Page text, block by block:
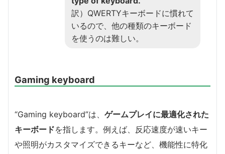
訳）QWERTYキーボードに慣れて
いるので、他の種類のキーボード
を使うのは難しい。
Gaming keyboard
“Gaming keyboard”は、 ゲームプレイに最適化された
キーボードを指します。例えば、反応速度が速いキー
や照明がカスタマイズできるキーなど、機能性に特化